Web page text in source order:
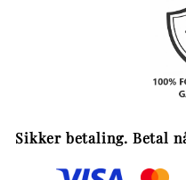
Sikker betaling. Betal